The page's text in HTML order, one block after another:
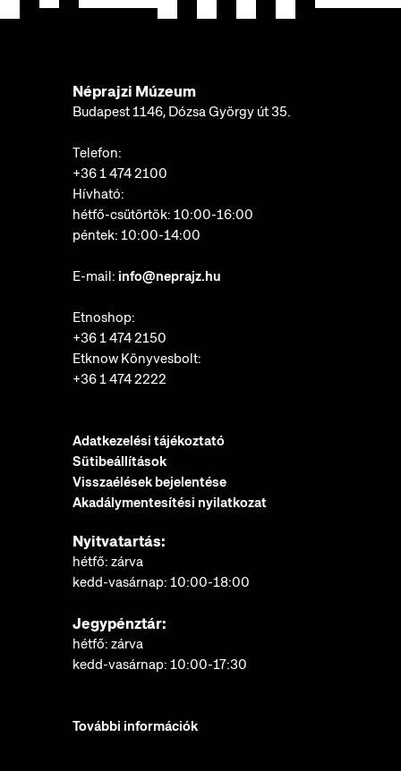
Néprajzi Múzeum
Budapest 1146, Dózsa György út 35.
Telefon:
+36 1 474 2100
Hívható:
hétfő-csütörtök: 10:00-16:00
péntek: 10:00-14:00
E-mail: info@neprajz.hu
Etnoshop:
+36 1 474 2150
Etknow Könyvesbolt:
+36 1 474 2222
Adatkezelési tájékoztató
Sütibeállítások
Visszaélések bejelentése
Akadálymentesítési nyilatkozat
Nyitvatartás:
hétfő: zárva
kedd-vasárnap: 10:00-18:00
Jegypénztár:
hétfő: zárva
kedd-vasárnap: 10:00-17:30
További információk